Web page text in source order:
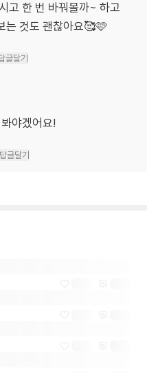
고 한 번 바꿔볼까~ 하고
는 것도 괜찮아요🥰🩷
글달기
야겠어요!
답글달기